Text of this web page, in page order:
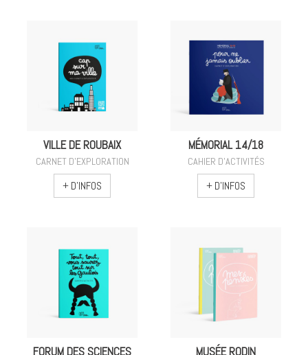
VILLE DE ROUBAIX
CARNET D'EXPLORATION
+ D'INFOS
MÉMORIAL 14/18
CAHIER D'ACTIVITÉS
+ D'INFOS
FORUM DES SCIENCES MUSÉE RODIN